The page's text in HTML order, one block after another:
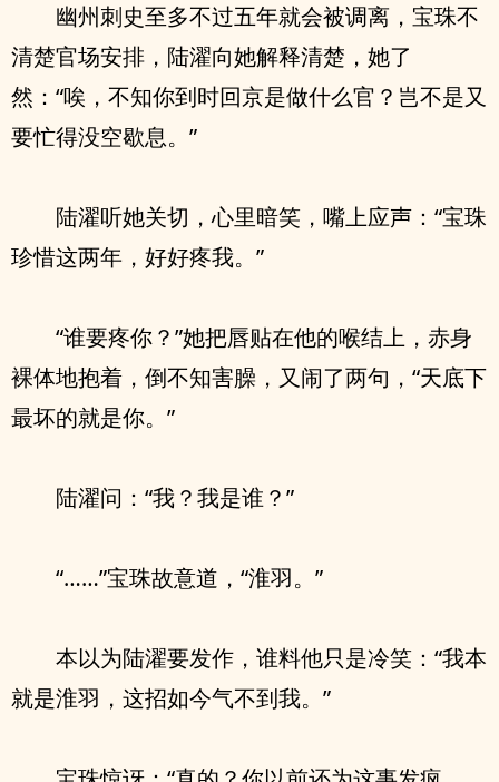
幽州刺史至多不过五年就会被调离，宝珠不
清楚官场安排，陆濯向她解释清楚，她了
然：“唉，不知你到时回京是做什么官？岂不是又
要忙得没空歇息。”
陆濯听她关切，心里暗笑，嘴上应声：“宝珠
珍惜这两年，好好疼我。”
“谁要疼你？”她把唇贴在他的喉结上，赤身
裸体地抱着，倒不知害臊，又闹了两句，“天底下
最坏的就是你。”
陆濯问：“我？我是谁？”
“……”宝珠故意道，“淮羽。”
本以为陆濯要发作，谁料他只是冷笑：“我本
就是淮羽，这招如今气不到我。”